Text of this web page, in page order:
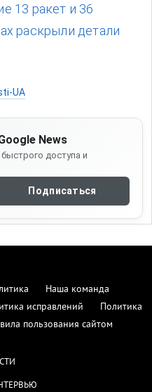
13 ракет и 36
раскрыли детали
UA
News
доступа и
Подписаться
Наша команда
исправлений
Политика
пользования сайтом